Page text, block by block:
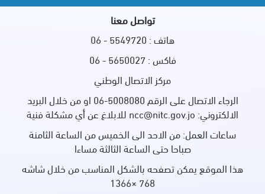
تواصل معنا
هاتف : 5549720 - 06
فاكس : 5650027 - 06
مركز الاتصال الوطني
الرجاء الاتصال على الرقم 5008080-06 او من خلال البريد
الالكتروني: ncc@nitc.gov.jo للابلاغ عن أي مشكلة فنية
ساعات العمل: من الاحد الى الخميس من الساعة الثامنة
صباحا حتى الساعة الثالثة مساءا
هذا الموقع يمكن تصفحه بالشكل المناسب من خلال شاشه
768 ×1366